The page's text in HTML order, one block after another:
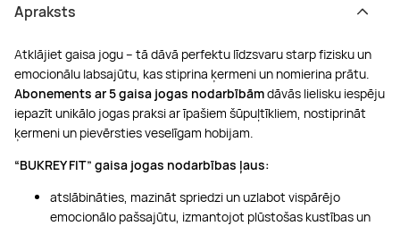
Apraksts
Atklājiet gaisa jogu – tā dāvā perfektu līdzsvaru starp fizisku un
emocionālu labsajūtu, kas stiprina ķermeni un nomierina prātu.
Abonements ar 5 gaisa jogas nodarbībāmdāvās lielisku iespēju
iepazīt unikālo jogas praksi ar īpašiem šūpuļtīkliem, nostiprināt
ķermeni un pievērsties veselīgam hobijam.
“BUKREY FIT” gaisa jogas nodarbības ļaus:
atslābināties, mazināt spriedzi un uzlabot vispārējo
emocionālo pašsajūtu, izmantojot plūstošas kustības un